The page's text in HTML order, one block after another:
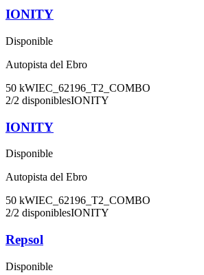
IONITY
Disponible
Autopista del Ebro
50 kWIEC_62196_T2_COMBO
2/2 disponiblesIONITY
IONITY
Disponible
Autopista del Ebro
50 kWIEC_62196_T2_COMBO
2/2 disponiblesIONITY
Repsol
Disponible